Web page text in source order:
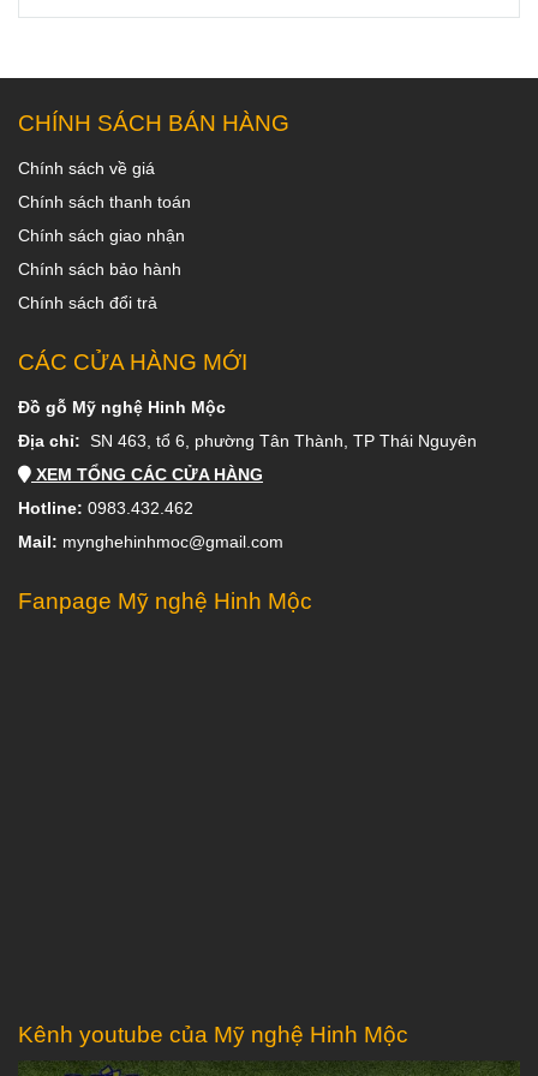
CHÍNH SÁCH BÁN HÀNG
Chính sách về giá
Chính sách thanh toán
Chính sách giao nhận
Chính sách bảo hành
Chính sách đổi trả
CÁC CỬA HÀNG MỚI
Đồ gỗ Mỹ nghệ Hinh Mộc
Địa chỉ: SN 463, tổ 6, phường Tân Thành, TP Thái Nguyên
XEM TỔNG CÁC CỬA HÀNG
Hotline: 0983.432.462
Mail: mynghehinhmoc@gmail.com
Fanpage Mỹ nghệ Hinh Mộc
Kênh youtube của Mỹ nghệ Hinh Mộc